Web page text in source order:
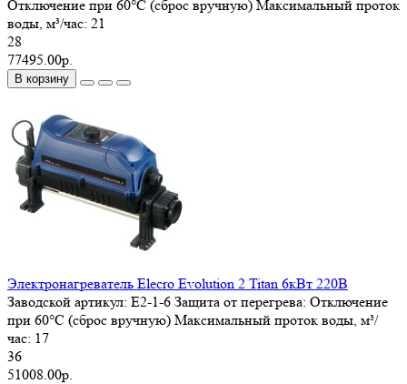
Отключение при 60°С (сброс вручную) Максимальный проток
воды, м³/час: 21
28
77495.00р.
В корзину
Электронагреватель Elecro Evolution 2 Titan 6кВт 220В
Заводской артикул: E2-1-6 Защита от перегрева: Отключение
при 60°С (сброс вручную) Максимальный проток воды, м³/
час: 17
36
51008.00р.